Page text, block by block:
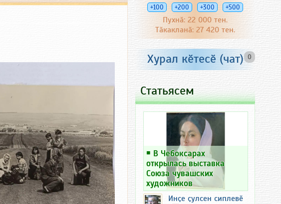
+100 +200 +300 +500
Пухнӑ: 22 000 тен.
Тӑкакланӑ: 27 420 тен.
0
Хурал кӗтесӗ (чат)
Статьясем
￭ В Чебоксарах
открылась выставка
Союза чувашских
художников
Инҫе ҫулсен сиплевӗ